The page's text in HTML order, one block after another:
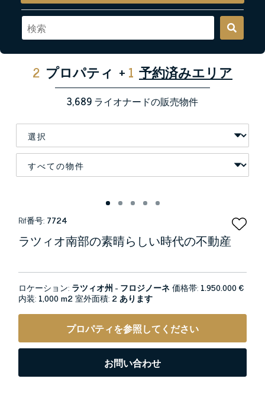
2 プロパティ + 1 予約済みエリア
3,689ライオナードの販売物件
Rif番号: 7724
ラツィオ南部の素晴らしい時代の不動産
ロケーション: ラツィオ州 - フロジノーネ価格帯: 1.950.000 €
内装: 1,000 m2室外面積: 2 あります
プロパティを参照してください
お問い合わせ